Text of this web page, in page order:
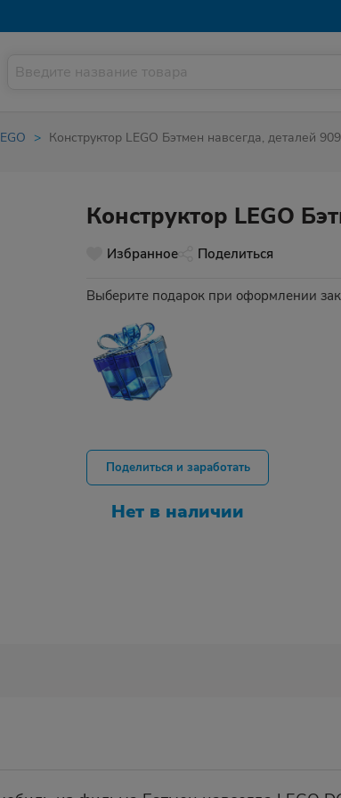
Конструктор LEGO Бэтмен навсегда, деталей
Конструктор LEGO
Избранное Поделиться
Выберите подарок при оформлении
Поделиться и заработать
Нет в наличии